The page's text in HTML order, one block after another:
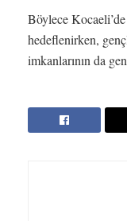
Böylece Kocaeli’de
hedeflenirken,
imkanlarının da